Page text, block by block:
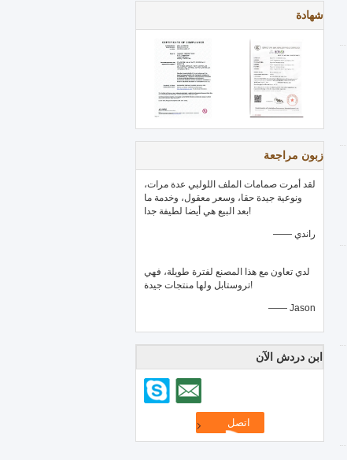
شهادة
زبون مراجعة
لقد أمرت صمامات الملف اللولبي عدة مرات،
ونوعية جيدة حقا، وسعر معقول، وخدمة ما
بعد البيع هي أيضا لطيفة جدا!
—— راندي
لدي تعاون مع هذا المصنع لفترة طويلة، فهي
تروستابل ولها منتجات جيدة!
—— Jason
ابن دردش الآن